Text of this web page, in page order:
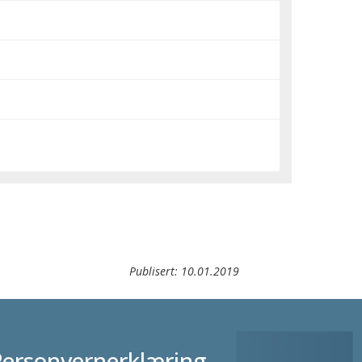
Publisert: 10.01.2019